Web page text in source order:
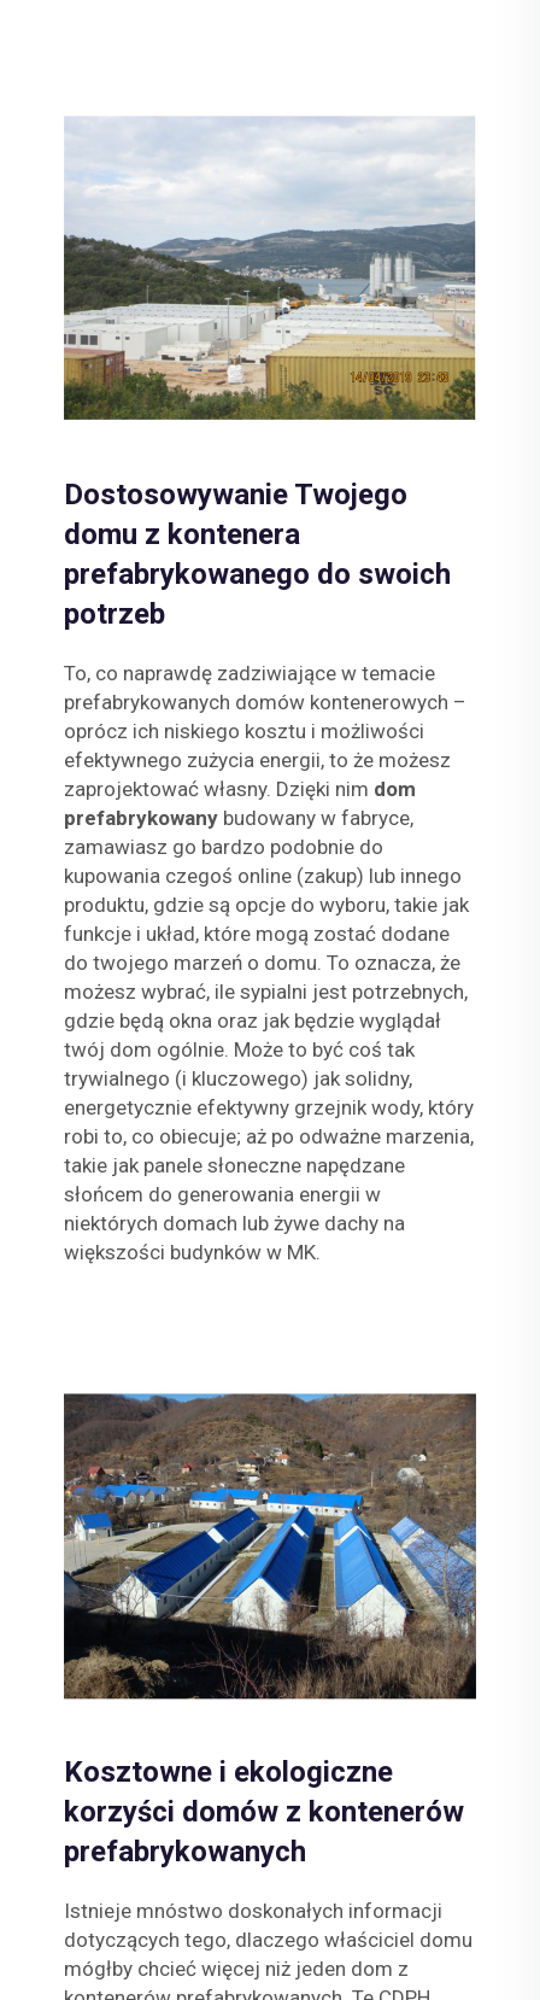
Dostosowywanie Twojego
domu z kontenera
prefabrykowanego do swoich
potrzeb
To, co naprawdę zadziwiające w temacie
prefabrykowanych domów kontenerowych –
oprócz ich niskiego kosztu i możliwości
efektywnego zużycia energii, to że możesz
zaprojektować własny. Dzięki nim dom
prefabrykowany budowany w fabryce,
zamawiasz go bardzo podobnie do
kupowania czegoś online (zakup) lub innego
produktu, gdzie są opcje do wyboru, takie jak
funkcje i układ, które mogą zostać dodane
do twojego marzeń o domu. To oznacza, że
możesz wybrać, ile sypialni jest potrzebnych,
gdzie będą okna oraz jak będzie wyglądał
twój dom ogólnie. Może to być coś tak
trywialnego (i kluczowego) jak solidny,
energetycznie efektywny grzejnik wody, który
robi to, co obiecuje; aż po odważne marzenia,
takie jak panele słoneczne napędzane
słońcem do generowania energii w
niektórych domach lub żywe dachy na
większości budynków w MK.
Kosztowne i ekologiczne
korzyści domów z kontenerów
prefabrykowanych
Istnieje mnóstwo doskonałych informacji
dotyczących tego, dlaczego właściciel domu
mógłby chcieć więcej niż jeden dom z